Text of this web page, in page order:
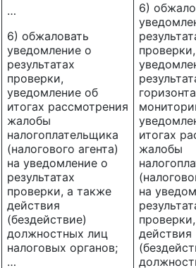
…
6) обжаловать
уведомление о
результатах
проверки,
уведомление об
итогах рассмотрения
жалобы
налогоплательщика
(налогового агента)
на уведомление о
результатах
проверки, а также
действия
(бездействие)
должностных лиц
налоговых органов;
…
6)
проверки,
итогах
жалобы
на
действия